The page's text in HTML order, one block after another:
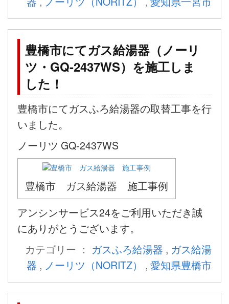
豊橋市にてガス給湯器（ノーリ
ツ・GQ-2437WS）を施工しま
した！
豊橋市にてガスふろ給湯器の取替工事を行
いました。
ノーリツ GQ-2437WS
豊橋市 ガス給湯器 施工事例
アンシンサービス24をご利用いただき誠
にありがとうございます。
カテゴリー ： ガスふろ給湯器 , ガス給湯
器 , ノーリツ（NORITZ） , 愛知県豊橋市